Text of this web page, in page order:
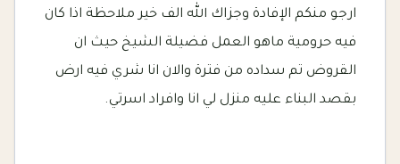
ارجو منكم الإفادة وجزاك الله الف خير ملاحظة اذا كان
فيه حرومية ماهو العمل فضيلة الشيخ حيث ان
القروض تم سداده من فترة والان انا شري فيه ارض
بقصد البناء عليه منزل لي انا وافراد اسرتي.